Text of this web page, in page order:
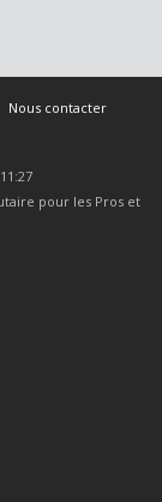
Nous contacter
pour les Pros et